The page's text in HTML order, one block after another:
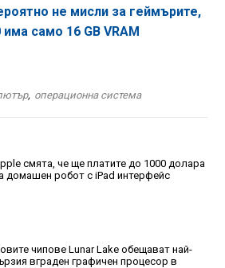
не мисли за геймърите,
само 16 GB VRAM
, операционна система
смята, че ще платите до 1000 долара
домашен робот с iPad интерфейс
чипове Lunar Lake обещават най-
вграден графичен процесор в